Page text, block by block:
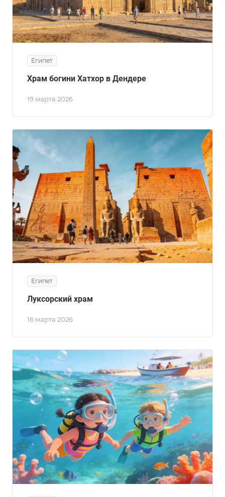
Египет
19 марта 2026
Храм богини Хатхор в Дендере
Египет
16 марта 2026
Луксорский храм